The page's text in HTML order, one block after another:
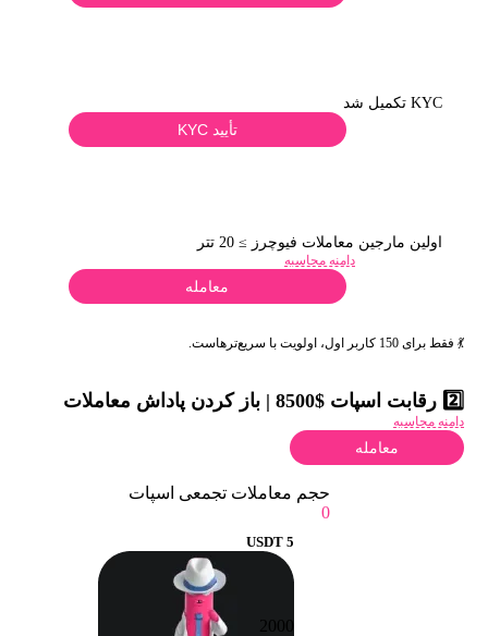
KYC تکمیل شد
تأیید KYC
اولین مارجین معاملات فیوچرز ≥ 20 تتر
دامنه محاسبه
معامله
💃 فقط برای 150 کاربر اول، اولویت با سریع‌ترهاست.
2️⃣ رقابت اسپات $8500 | باز کردن پاداش معاملات
دامنه محاسبه
معامله
حجم معاملات تجمعی اسپات
0
5 USDT
2000